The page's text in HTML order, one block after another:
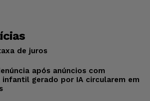
de juros
após anúncios com
gerado por IA circularem em